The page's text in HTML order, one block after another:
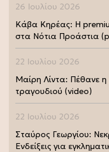
26 Ιουλίου 2026
Κάβα Κηρέας: Η
στα Νότια Προάστια
22 Ιουλίου 2026
Μαίρη Λίντα: Πέθανε η
τραγουδιού (video)
22 Ιουλίου 2026
Σταύρος Γεωργίου:
Ενδείξεις για